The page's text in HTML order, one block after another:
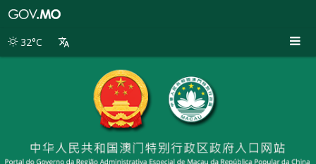
别
32°C